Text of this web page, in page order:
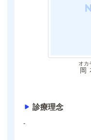
オ
診療理念
-